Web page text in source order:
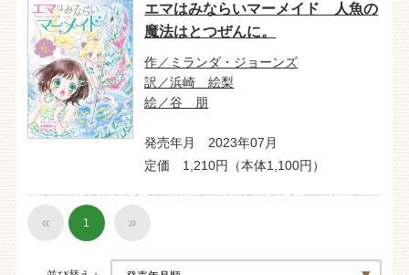
エマはみならいマーメイド 人魚の
魔法はとつぜんに。
作／ミランダ・ジョーンズ
訳／浜崎 絵梨
絵／谷 朋
発売年月 2023年07月
定価 1,210円（本体1,100円）
« 1 »